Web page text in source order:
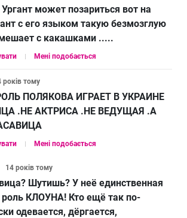
может позариться вот на
с его языком такую безмозглую
с какашками .....
Мені подобається
років тому
ПОЛЯКОВА ИГРАЕТ В УКРАИНЕ
.НЕ АКТРИСА .НЕ ВЕДУЩАЯ .А
Мені подобається
14 років тому
Шутишь? У неё единственная
роль КЛОУНА! Кто ещё так по-
одевается, дёргается,